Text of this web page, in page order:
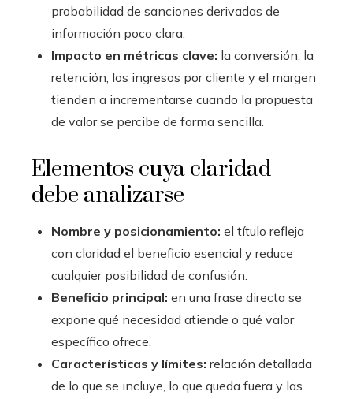
probabilidad de sanciones derivadas de
información poco clara.
Impacto en métricas clave: la conversión, la
retención, los ingresos por cliente y el margen
tienden a incrementarse cuando la propuesta
de valor se percibe de forma sencilla.
Elementos cuya claridad
debe analizarse
Nombre y posicionamiento: el título refleja
con claridad el beneficio esencial y reduce
cualquier posibilidad de confusión.
Beneficio principal: en una frase directa se
expone qué necesidad atiende o qué valor
específico ofrece.
Características y límites: relación detallada
de lo que se incluye, lo que queda fuera y las